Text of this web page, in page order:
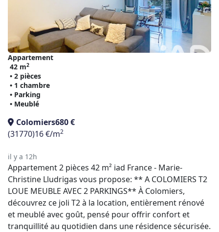
Appartement
42 m2
• 2 pièces
• 1 chambre
• Parking
• Meublé
Colomiers680 €
(31770)16 €/m2
il y a 12h
Appartement 2 pièces 42 m² iad France - Marie-
Christine Lludrigas vous propose: ** A COLOMIERS T2
LOUE MEUBLE AVEC 2 PARKINGS** À Colomiers,
découvrez ce joli T2 à la location, entièrement rénové
et meublé avec goût, pensé pour offrir confort et
tranquillité au quotidien dans une résidence sécurisée.